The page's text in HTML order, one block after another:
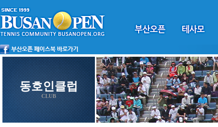
동호인클럽
CLUB